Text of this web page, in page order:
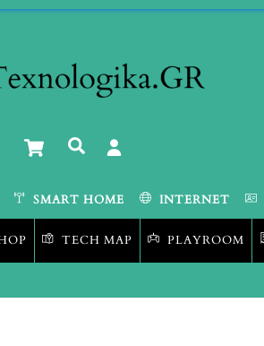
Cart Αναζήτηση
SMART HOME INTERNET
TECH MAP PLAYROOM